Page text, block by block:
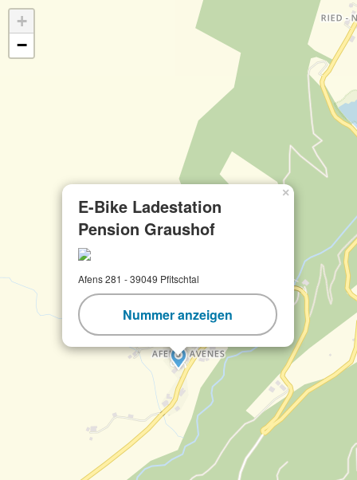
E-Bike Ladestation
Pension Graushof
Afens 281 - 39049 Pfitschtal
Nummer anzeigen
×
+
−